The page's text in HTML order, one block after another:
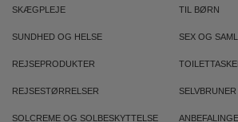
SKÆGPLEJE TIL BØRN
SUNDHED OG HELSE SEX OG
REJSEPRODUKTER
REJSESTØRRELSER
SOLCREME OG SOLBESKYTTELSE